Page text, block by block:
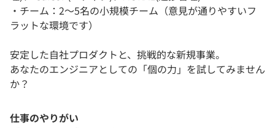
・チーム：2～5名の小規模チーム（意見が通りやすいフ
ラットな環境です）
安定した自社プロダクトと、挑戦的な新規事業。
あなたのエンジニアとしての「個の力」を試してみません
か？
仕事のやりがい